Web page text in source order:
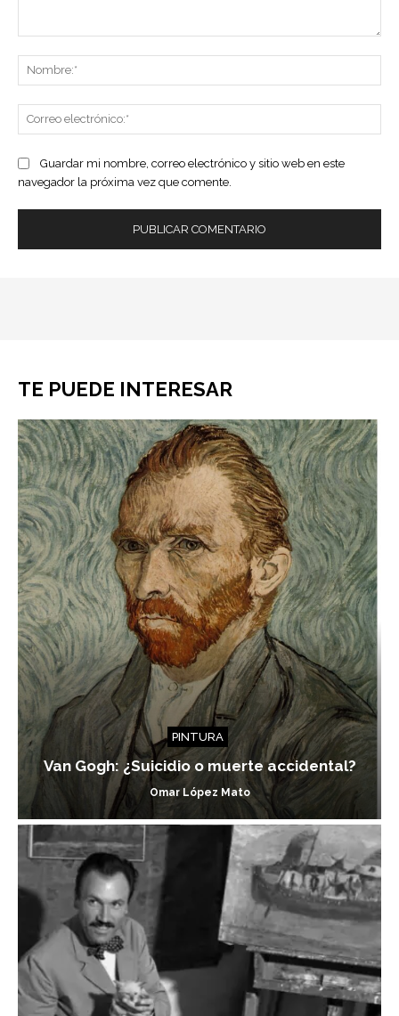
Guardar mi nombre, correo electrónico y sitio web en este
navegador la próxima vez que comente.
TE PUEDE INTERESAR
PINTURA
Van Gogh: ¿Suicidio o muerte accidental?
Omar López Mato